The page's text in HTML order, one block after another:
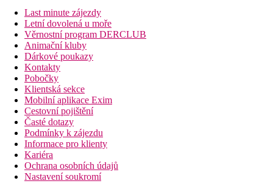
Last minute zájezdy
Letní dovolená u moře
Věrnostní program DERCLUB
Animační kluby
Dárkové poukazy
Kontakty
Pobočky
Klientská sekce
Mobilní aplikace Exim
Cestovní pojištění
Časté dotazy
Podmínky k zájezdu
Informace pro klienty
Kariéra
Ochrana osobních údajů
Nastavení soukromí